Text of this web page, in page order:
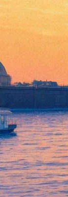
12 января 2019,
На BBC Radio 4
Pussy Riot Story —
от Марии
выпуск прозвучал
доступно шесть
как театра у
Слушатели могут
полноценными
до 56 минут.
Эмма Кроу.
Создатели
феминистской